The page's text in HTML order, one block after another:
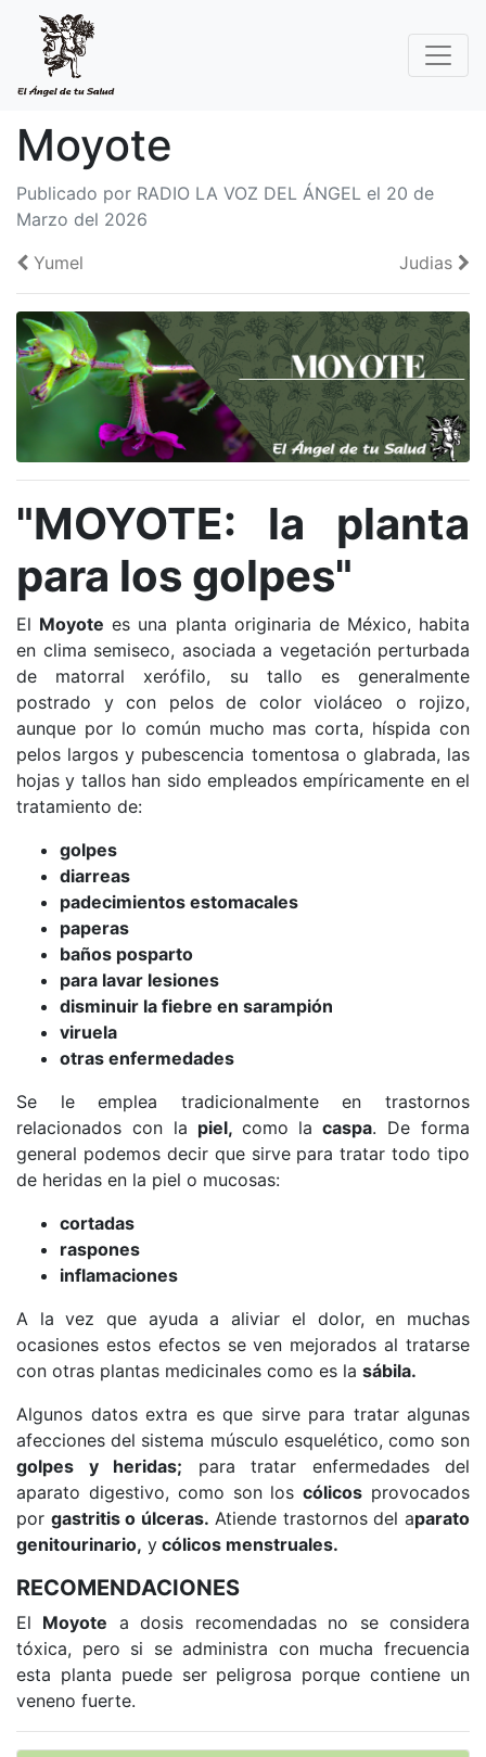
Moyote
Publicado por RADIO LA VOZ DEL ÁNGEL el 20 de
Marzo del 2026
Yumel
Judias
"MOYOTE: la planta
para los golpes"
El Moyote es una planta originaria de México, habita
en clima semiseco, asociada a vegetación perturbada
de matorral xerófilo, su tallo es generalmente
postrado y con pelos de color violáceo o rojizo,
aunque por lo común mucho mas corta, híspida con
pelos largos y pubescencia tomentosa o glabrada, las
hojas y tallos han sido empleados empíricamente en el
tratamiento de:
golpes
diarreas
padecimientos estomacales
paperas
baños posparto
para lavar lesiones
disminuir la fiebre en sarampión
viruela
otras enfermedades
Se le emplea tradicionalmente en trastornos
relacionados con la piel, como la caspa. De forma
general podemos decir que sirve para tratar todo tipo
de heridas en la piel o mucosas:
cortadas
raspones
inflamaciones
A la vez que ayuda a aliviar el dolor, en muchas
ocasiones estos efectos se ven mejorados al tratarse
con otras plantas medicinales como es la sábila.
Algunos datos extra es que sirve para tratar algunas
afecciones del sistema músculo esquelético, como son
golpes y heridas; para tratar enfermedades del
aparato digestivo, como son loscólicos provocados
por gastritis o úlceras. Atiende trastornos del aparato
genitourinario, y cólicos menstruales.
RECOMENDACIONES
El Moyote a dosis recomendadas no se considera
tóxica, pero si se administra con mucha frecuencia
esta planta puede ser peligrosa porque contiene un
veneno fuerte.